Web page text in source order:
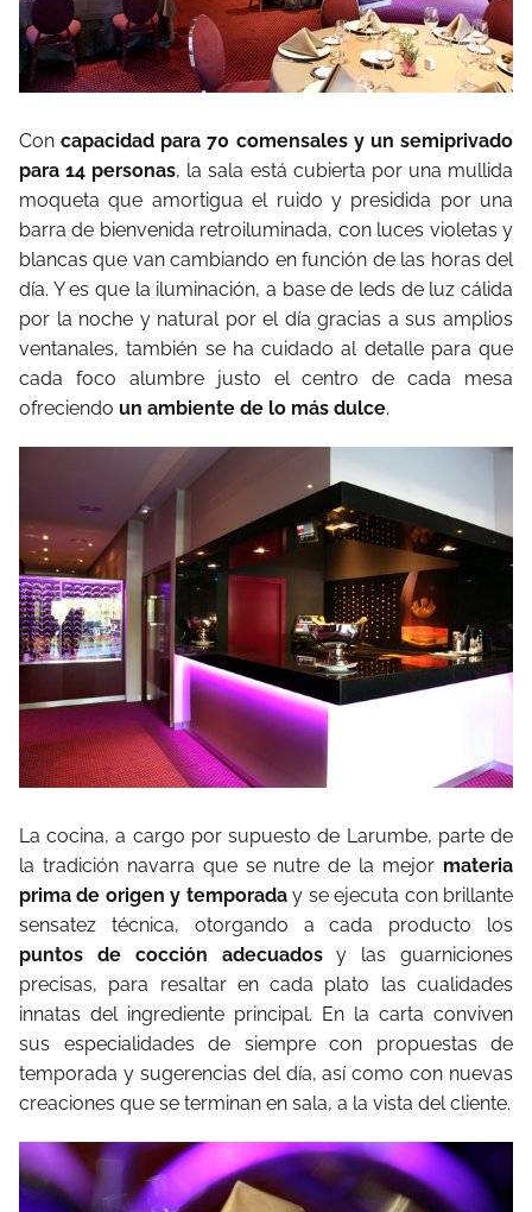
Concapacidad para 70 comensales y un semiprivado
para 14 personas, la sala está cubierta por una mullida
moqueta que amortigua el ruido y presidida por una
barra de bienvenida retroiluminada, con luces violetas y
blancas que van cambiando en función de las horas del
día. Y es que la iluminación, a base de leds de luz cálida
por la noche y natural por el día gracias a sus amplios
ventanales, también se ha cuidado al detalle para que
cada foco alumbre justo el centro de cada mesa
ofreciendo un ambiente de lo más dulce.
La cocina, a cargo por supuesto de Larumbe, parte de
la tradición navarra que se nutre de la mejor materia
prima de origen y temporaday se ejecuta con brillante
sensatez técnica, otorgando a cada producto los
puntos de cocción adecuadosy las guarniciones
precisas, para resaltar en cada plato las cualidades
innatas del ingrediente principal. En la carta conviven
sus especialidades de siempre con propuestas de
temporada y sugerencias del día, así como con nuevas
creaciones que se terminan en sala, a la vista del cliente.